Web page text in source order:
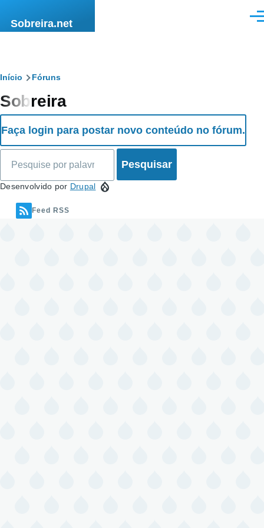
Sobreira.net
Navegação
estrutural
Início Fóruns
Sobreira
Faça login para postar novo conteúdo no fórum.
Desenvolvido por Drupal
Feed RSS